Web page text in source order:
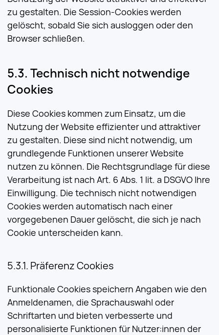
zu gestalten. Die Session-Cookies werden
gelöscht, sobald Sie sich ausloggen oder den
Browser schließen.
Technisch nicht notwendige
Cookies
Diese Cookies kommen zum Einsatz, um die
Nutzung der Website effizienter und attraktiver
zu gestalten. Diese sind nicht notwendig, um
grundlegende Funktionen unserer Website
nutzen zu können. Die Rechtsgrundlage für diese
Verarbeitung ist nach Art. 6 Abs. 1 lit. a DSGVO Ihre
Einwilligung. Die technisch nicht notwendigen
Cookies werden automatisch nach einer
vorgegebenen Dauer gelöscht, die sich je nach
Cookie unterscheiden kann.
Präferenz Cookies
Funktionale Cookies speichern Angaben wie den
Anmeldenamen, die Sprachauswahl oder
Schriftarten und bieten verbesserte und
personalisierte Funktionen für Nutzer:innen der